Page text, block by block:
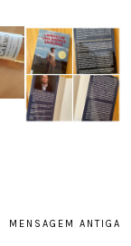
MENSAGEM ANTIGA